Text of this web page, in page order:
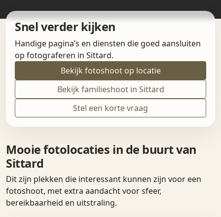
Snel verder kijken
Handige pagina’s en diensten die goed aansluiten
op fotograferen in Sittard.
Bekijk fotoshoot op locatie
Bekijk familieshoot in Sittard
Stel een korte vraag
Mooie fotolocaties in de buurt van
Sittard
Dit zijn plekken die interessant kunnen zijn voor een
fotoshoot, met extra aandacht voor sfeer,
bereikbaarheid en uitstraling.